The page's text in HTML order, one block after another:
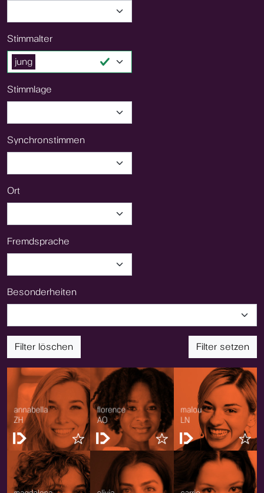
Stimmalter
jung
Stimmlage
Synchronstimmen
Ort
Fremdsprache
Besonderheiten
Filter löschen